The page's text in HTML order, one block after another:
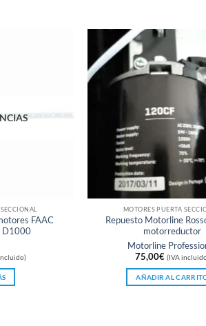
FAAC
D1000
MOTORES PUERTA
Repuesto Motorline
motorreductor
Motorline
75,00€ (IVA
AÑADIR AL